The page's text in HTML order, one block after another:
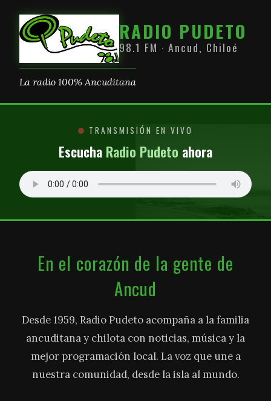
RADIO PUDETO
98.1 FM · Ancud, Chiloé
La radio 100% Ancuditana
TRANSMISIÓN EN VIVO
Escucha Radio Pudeto ahora
En el corazón de la gente de
Ancud
Desde 1959, Radio Pudeto acompaña a la familia
ancuditana y chilota con noticias, música y la
mejor programación local. La voz que une a
nuestra comunidad, desde la isla al mundo.